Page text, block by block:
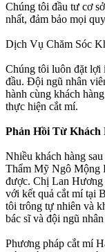
Chúng tôi đầu tư cơ
nhất, đảm bảo mọi
Dịch Vụ Chăm Sóc
Chúng tôi luôn đặt lợi
đầu. Đội ngũ nhân
hành cùng khách
thực hiện cắt mí.
Phản Hồi Từ Khách
Nhiều khách hàng
Thẩm Mỹ Ngô Mộng
được. Chị Lan
với kết quả cắt mí tại
tôi trông tự nhiên và
bác sĩ và đội ngũ
Phương pháp cắt mí